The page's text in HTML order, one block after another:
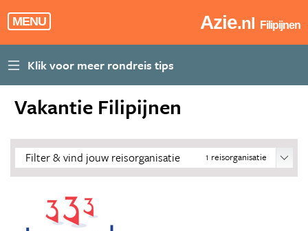
MENU Azie.nl Filipijnen
Vakantie Filipijnen
1 reisorganisatie
Filter & vind jouw reisorganisatie